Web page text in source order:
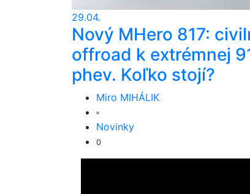
29.04.
Nový MHero 817:
offroad k extrémnej
phev. Koľko stojí?
Miro MIHÁLIK
Novinky
0